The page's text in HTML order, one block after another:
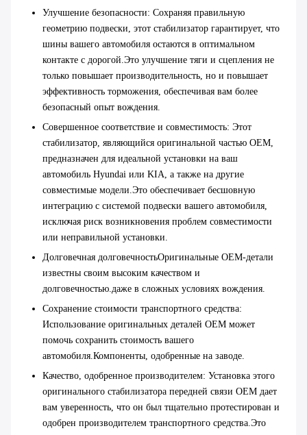
Улучшение безопасности: Сохраняя правильную
геометрию подвески, этот стабилизатор гарантирует, что
шины вашего автомобиля остаются в оптимальном
контакте с дорогой.Это улучшение тяги и сцепления не
только повышает производительность, но и повышает
эффективность торможения, обеспечивая вам более
безопасный опыт вождения.
Совершенное соответствие и совместимость: Этот
стабилизатор, являющийся оригинальной частью OEM,
предназначен для идеальной установки на ваш
автомобиль Hyundai или KIA, а также на другие
совместимые модели.Это обеспечивает бесшовную
интеграцию с системой подвески вашего автомобиля,
исключая риск возникновения проблем совместимости
или неправильной установки.
Долговечная долговечностьОригинальные OEM-детали
известны своим высоким качеством и
долговечностью.даже в сложных условиях вождения.
Сохранение стоимости транспортного средства:
Использование оригинальных деталей OEM может
помочь сохранить стоимость вашего
автомобиля.Компоненты, одобренные на заводе.
Качество, одобренное производителем: Установка этого
оригинального стабилизатора передней связи OEM дает
вам уверенность, что он был тщательно протестирован и
одобрен производителем транспортного средства.Это